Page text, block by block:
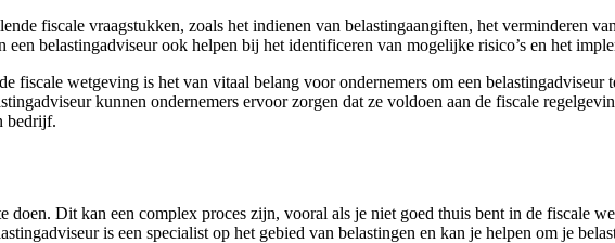
fiscale vraagstukken, zoals het indienen van belastingaangiften, het verminderen
belastingadviseur ook helpen bij het identificeren van mogelijke risico’s en het
fiscale wetgeving is het van vitaal belang voor ondernemers om een belastingadviseur
kunnen ondernemers ervoor zorgen dat ze voldoen aan de fiscale
bedrijf.
doen. Dit kan een complex proces zijn, vooral als je niet goed thuis bent in de fiscale
is een specialist op het gebied van belastingen en kan je helpen om je